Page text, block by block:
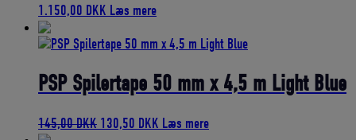
1.150,00 DKK Læs mere
PSP Spilertape 50 mm x 4,5 m Light Blue
145,00DKK Den
130,50 DKK Den
Læs mere